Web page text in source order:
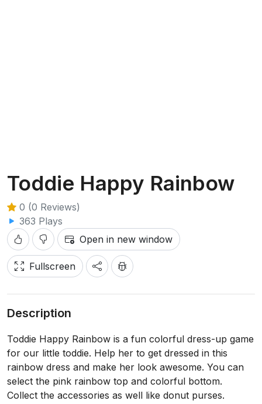
Toddie Happy Rainbow
0 (0 Reviews)
363 Plays
Open in new window
Fullscreen
Description
Toddie Happy Rainbow is a fun colorful dress-up game
for our little toddie. Help her to get dressed in this
rainbow dress and make her look awesome. You can
select the pink rainbow top and colorful bottom.
Collect the accessories as well like donut purses.